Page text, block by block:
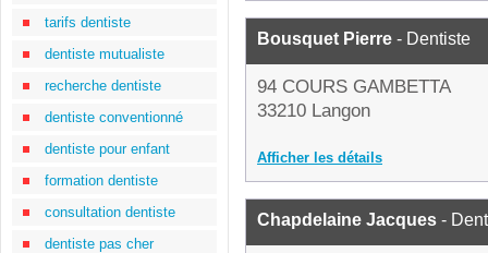
tarifs dentiste
dentiste mutualiste
recherche dentiste
dentiste conventionné
dentiste pour enfant
formation dentiste
consultation dentiste
dentiste pas cher
Bousquet Pierre - Dentiste
94 COURS GAMBETTA
33210 Langon
Afficher les détails
Chapdelaine Jacques -